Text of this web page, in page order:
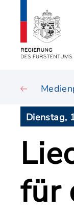
Dienstag,
für